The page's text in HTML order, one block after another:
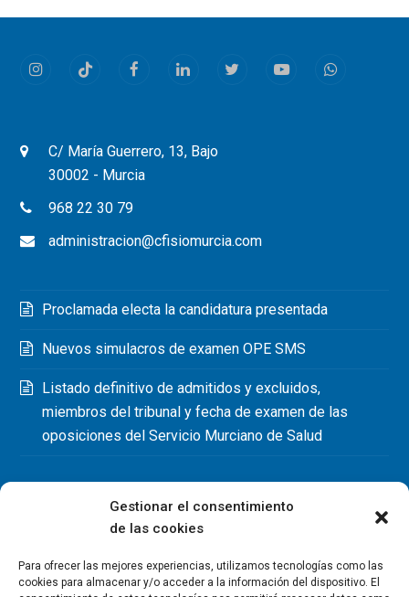
Gestionar el consentimiento
de las cookies
Para ofrecer las mejores experiencias, utilizamos tecnologías como las
cookies para almacenar y/o acceder a la información del dispositivo. El
should
left
InstagramTiktok FacebookLinkedInTwitterYoutubeWhatsapp
C/ María Guerrero, 13, Bajo
30002 - Murcia
968 22 30 79
administracion@cfisiomurcia.com
Proclamada electa la candidatura presentada
Nuevos simulacros de examen OPE SMS
Listado definitivo de admitidos y excluidos,
miembros del tribunal y fecha de examen de las
oposiciones del Servicio Murciano de Salud